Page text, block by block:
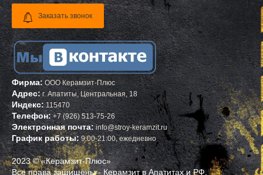
ТУЧКОВО
УВАРОВКА
УДЕЛЬНАЯ
УЗУНОВО
УСПЕНСКОЕ
ФИРСАНОВКА
ФОМИНСКОЕ
ФОСФОРИТНЫЙ
ФРЯЗИНО
ФРЯНОВО
ХИМКИ
ХОРЛОВО
ХОТЬКОВО
ЧЕРЕПОВО
ЧЕРКИЗОВО
ЧЕРНОГОЛОВКА
ЧЕРНОЕ
ЧЕРУСТИ
СТАРАЯ РУССА
КРАСНОКАМСК
АПАТИТЫ
БАЛАХНА
МИЛЛЕРОВО
НОВОУРАЛЬСК
ТАЛИЦА
ИНКЕРМАН
ЯЛУТОРОВСК
КОПЕЙСК
САТКА
АХТУБИНСК
ИШИМБАЙ
БИРОБИДЖАН
ШАРЫПОВО
ВАЛДАЙ
КУЙБЫШЕВ
СОЛИКАМСК
Заказать звонок
Фирма: ООО Керамзит-Плюс
Адрес:г. Апатиты, Центральная, 18
Индекс: 115470
Телефон: +7 (926) 513-75-26
Электронная почта: info@stroy-keramzit.ru
График работы:9:00-21:00, ежедневно
2023 © «Керамзит-Плюс»
Все права защищены - Керамзит в Апатитах и РФ.